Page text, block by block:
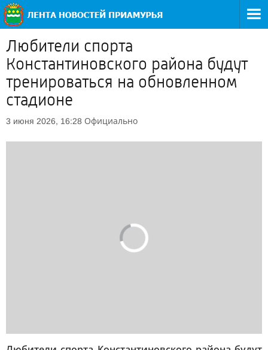
Любители спорта
Константиновского района будут
тренироваться на обновленном
стадионе
3 июня 2026, 16:28 Официально